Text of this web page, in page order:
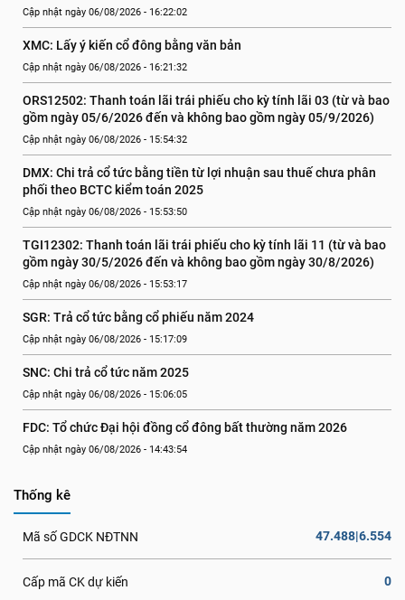
Cập nhật ngày 06/08/2026 - 16:22:02
XMC: Lấy ý kiến cổ đông bằng văn bản
Cập nhật ngày 06/08/2026 - 16:21:32
ORS12502: Thanh toán lãi trái phiếu cho kỳ tính lãi 03 (từ và bao
gồm ngày 05/6/2026 đến và không bao gồm ngày 05/9/2026)
Cập nhật ngày 06/08/2026 - 15:54:32
DMX: Chi trả cổ tức bằng tiền từ lợi nhuận sau thuế chưa phân
phối theo BCTC kiểm toán 2025
Cập nhật ngày 06/08/2026 - 15:53:50
TGI12302: Thanh toán lãi trái phiếu cho kỳ tính lãi 11 (từ và bao
gồm ngày 30/5/2026 đến và không bao gồm ngày 30/8/2026)
Cập nhật ngày 06/08/2026 - 15:53:17
SGR: Trả cổ tức bằng cổ phiếu năm 2024
Cập nhật ngày 06/08/2026 - 15:17:09
SNC: Chi trả cổ tức năm 2025
Cập nhật ngày 06/08/2026 - 15:06:05
FDC: Tổ chức Đại hội đồng cổ đông bất thường năm 2026
Cập nhật ngày 06/08/2026 - 14:43:54
Thống kê
Mã số GDCK NĐTNN 47.488|6.554
Cấp mã CK dự kiến 0